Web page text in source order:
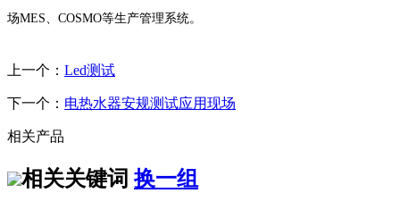
场MES、COSMO等生产管理系统。
上一个： Led测试
下一个： 电热水器安规测试应用现场
相关产品
相关关键词 换一组